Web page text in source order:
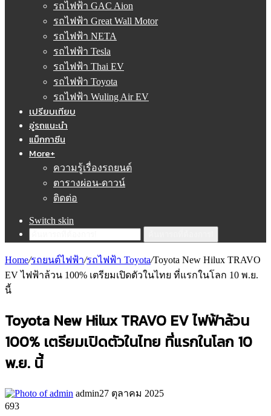
รถไฟฟ้า GAC Aion
รถไฟฟ้า Great Wall Motor
รถไฟฟ้า NETA
รถไฟฟ้า Tesla
รถไฟฟ้า Thai EV
รถไฟฟ้า Toyota
รถไฟฟ้า Wuling Air EV
เปรียบเทียบ
อู่รถแนะนำ
แม็กกาซีน
More+
ความรู้เรื่องรถยนต์
ตารางผ่อน-ดาวน์
ติดต่อ
Switch skin
Home/รถยนต์ไฟฟ้า/รถไฟฟ้า Toyota/Toyota New Hilux TRAVO
EV ไฟฟ้าล้วน 100% เตรียมเปิดตัวในไทย ที่แรกในโลก 10 พ.ย.
นี้
Toyota New Hilux TRAVO EV ไฟฟ้าล้วน
100% เตรียมเปิดตัวในไทย ที่แรกในโลก 10
พ.ย. นี้
admin27 ตุลาคม 2025
693